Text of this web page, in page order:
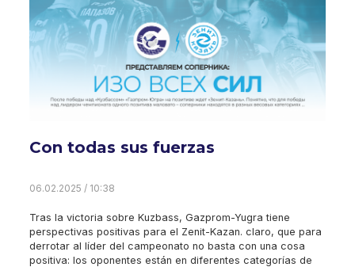
Con todas sus fuerzas
06.02.2025 / 10:38
Tras la victoria sobre Kuzbass, Gazprom-Yugra tiene
perspectivas positivas para el Zenit-Kazan. claro, que para
derrotar al líder del campeonato no basta con una cosa
positiva: los oponentes están en diferentes categorías de